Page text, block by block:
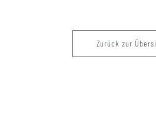
Zurück zur